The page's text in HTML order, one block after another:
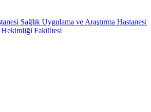
Sağlık Uygulama ve Araştırma Hastanesi
Fakültesi